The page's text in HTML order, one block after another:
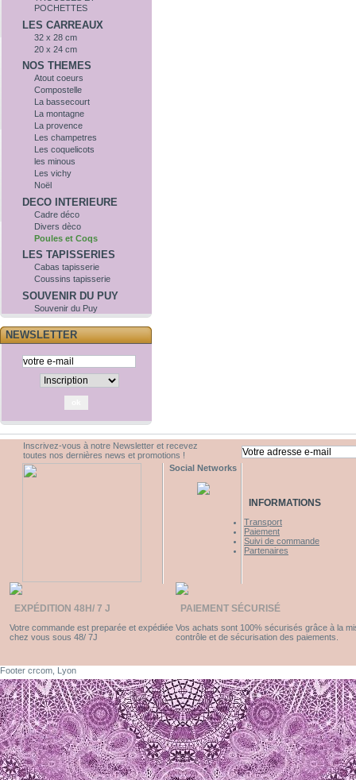
POCHETTES
LES CARREAUX
32 x 28 cm
20 x 24 cm
NOS THEMES
Atout coeurs
Compostelle
La bassecourt
La montagne
La provence
Les champetres
Les coquelicots
les minous
Les vichy
Noël
DECO INTERIEURE
Cadre déco
Divers dèco
Poules et Coqs
LES TAPISSERIES
Cabas tapisserie
Coussins tapisserie
SOUVENIR DU PUY
Souvenir du Puy
NEWSLETTER
Inscrivez-vous à notre Newsletter et recevez
toutes nos dernières news et promotions !
Social Networks
INFORMATIONS
Transport
Paiement
Suivi de commande
Partenaires
EXPÉDITION 48H/ 7 J
Votre commande est preparée et expédiée
chez vous sous 48/ 7J
PAIEMENT SÉCURISÉ
Vos achats sont 100% sécurisés grâce à la
contrôle et de sécurisation des paiements.
Footer crcom, Lyon